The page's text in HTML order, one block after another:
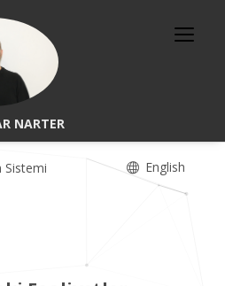
NARTER
Sistemi English